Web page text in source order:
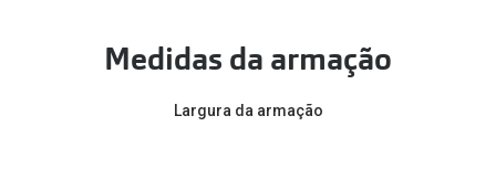
Medidas da armação
Largura da armação